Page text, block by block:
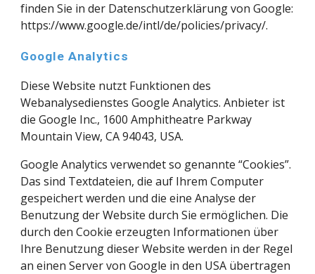
https://www.google.de/intl/de/policies/privacy/.
Google Analytics
Diese Website nutzt Funktionen des
Webanalysedienstes Google Analytics. Anbieter ist
die Google Inc., 1600 Amphitheatre Parkway
Mountain View, CA 94043, USA.
Google Analytics verwendet so genannte “Cookies”.
Das sind Textdateien, die auf Ihrem Computer
gespeichert werden und die eine Analyse der
Benutzung der Website durch Sie ermöglichen. Die
durch den Cookie erzeugten Informationen über
Ihre Benutzung dieser Website werden in der Regel
an einen Server von Google in den USA übertragen